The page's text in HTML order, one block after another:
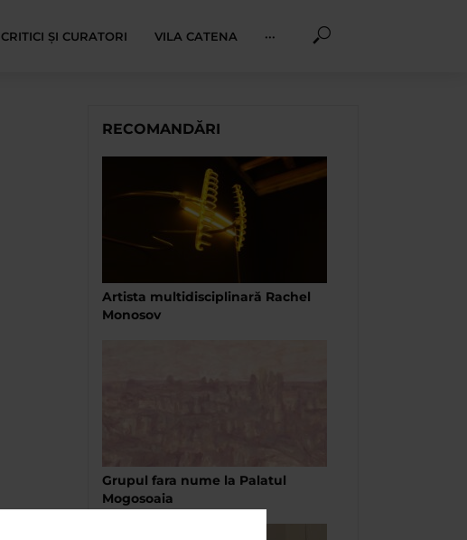
CRITICI ȘI CURATORI VILA CATENA ···
RECOMANDĂRI
Artista multidisciplinară Rachel
Monosov
Grupul fara nume la Palatul
Mogosoaia